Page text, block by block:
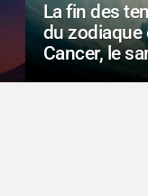
La fin des
du zodiaque
Cancer, le